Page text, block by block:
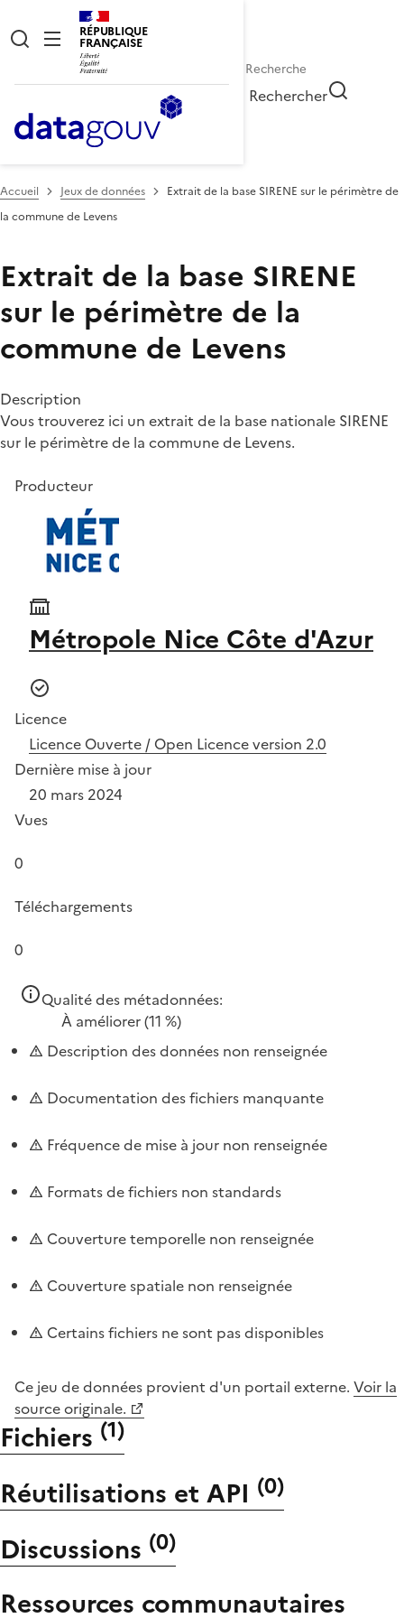
RÉPUBLIQUE
FRANÇAISE
Rechercher
Accueil Jeux de données
Extrait de la base SIRENE sur le périmètre de
la commune de Levens
Extrait de la base SIRENE
sur le périmètre de la
commune de Levens
Description
Vous trouverez ici un extrait de la base nationale SIRENE
sur le périmètre de la commune de Levens.
Producteur
Métropole Nice Côte d'Azur
Licence
Licence Ouverte / Open Licence version 2.0
Dernière mise à jour
20 mars 2024
Vues
0
Téléchargements
0
Qualité des métadonnées:
À améliorer(11 %)
Description des données non renseignée
Documentation des fichiers manquante
Fréquence de mise à jour non renseignée
Formats de fichiers non standards
Couverture temporelle non renseignée
Couverture spatiale non renseignée
Certains fichiers ne sont pas disponibles
Ce jeu de données provient d'un portail externe. Voir la
source originale.
Fichiers (1)
Réutilisations et API (0)
Discussions (0)
Ressources communautaires